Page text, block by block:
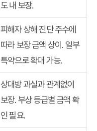
도 내 보장.
피해자 상해 진단 주수에
따라 보장 금액 상이. 일부
특약으로 확대 가능.
상대방 과실과 관계없이
보장. 부상 등급별 금액 확
인 필요.